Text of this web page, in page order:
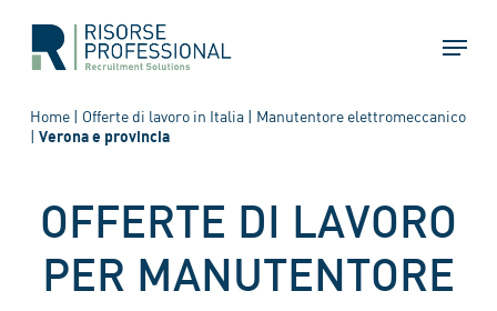
main
content
Menu
Home| Offerte di lavoro in Italia| Manutentore elettromeccanico
| Verona e provincia
OFFERTE DI LAVORO
PER MANUTENTORE